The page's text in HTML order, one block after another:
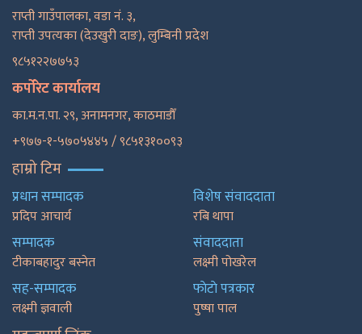
राप्ती गाउँपालका, वडा नं. ३,
राप्ती उपत्यका (देउखुरी दाङ), लुम्बिनी प्रदेश
९८५१२२७७५३
कर्पोरेट कार्यालय
का.म.न.पा. २९, अनामनगर, काठमाडाैँ
+९७७-१-५७०५४४५ / ९८५१३१००९३
हाम्रो टिम
प्रधान सम्पादक
प्रदिप आचार्य
सम्पादक
टीकाबहादुर बस्नेत
सह-सम्पादक
लक्ष्मी ज्ञवाली
विशेष संवाददाता
रबि थापा
संवाददाता
लक्ष्मी पोखरेल
फाेटाे पत्रकार
पुष्षा पाल